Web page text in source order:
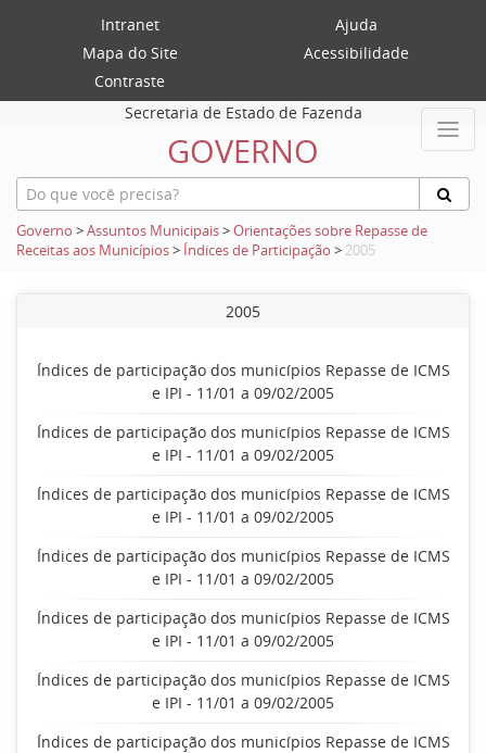
Intranet
Ajuda
Mapa do Site
Acessibilidade
Contraste
Secretaria de Estado de Fazenda
GOVERNO
Governo >Assuntos Municipais>Orientações sobre Repasse de
Receitas aos Municípios> Índices de Participação > 2005
2005
Índices de participação dos municípios Repasse de ICMS
e IPI - 11/01 a 09/02/2005
Índices de participação dos municípios Repasse de ICMS
e IPI - 11/01 a 09/02/2005
Índices de participação dos municípios Repasse de ICMS
e IPI - 11/01 a 09/02/2005
Índices de participação dos municípios Repasse de ICMS
e IPI - 11/01 a 09/02/2005
Índices de participação dos municípios Repasse de ICMS
e IPI - 11/01 a 09/02/2005
Índices de participação dos municípios Repasse de ICMS
e IPI - 11/01 a 09/02/2005
Índices de participação dos municípios Repasse de ICMS